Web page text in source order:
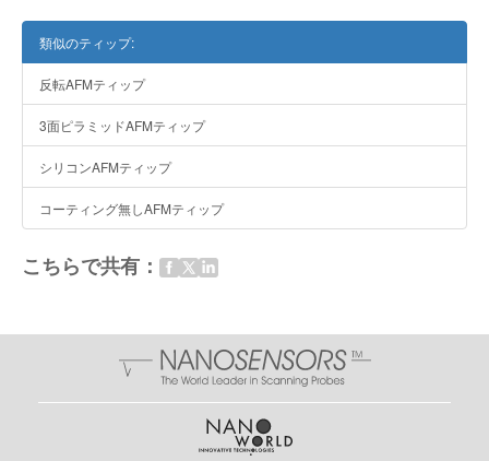
類似のティップ:
反転AFMティップ
3面ピラミッドAFMティップ
シリコンAFMティップ
コーティング無しAFMティップ
こちらで共有：